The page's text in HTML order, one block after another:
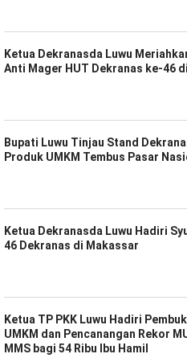
Ketua Dekranasda Luwu
Anti Mager HUT Dekranas ke-46
Bupati Luwu Tinjau Stand
Produk UMKM Tembus Pasar
Ketua Dekranasda Luwu Hadiri
46 Dekranas di Makassar
Ketua TP PKK Luwu Hadiri
UMKM dan Pencanangan Rekor
MMS bagi 54 Ribu Ibu Hamil